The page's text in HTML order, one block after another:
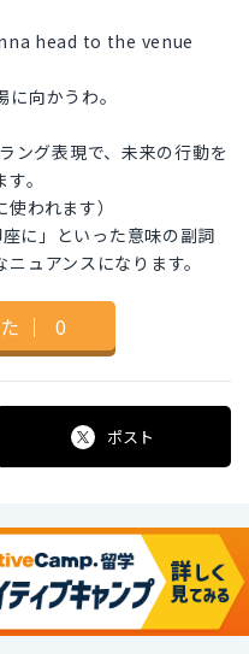
head to the venue
向かうわ。
グ表現で、未来の行動を
。
われます）
に」といった意味の副詞
ュアンスになります。
｜ 0
ポスト